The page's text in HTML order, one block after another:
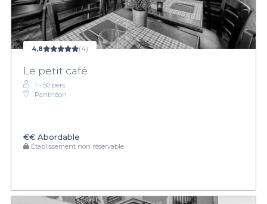
4,8 (4)
Le petit café
1 - 50 pers.
Panthéon
€€ Abordable
Établissement non réservable